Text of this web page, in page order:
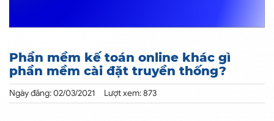
Phần mềm kế toán online khác gì
phần mềm cài đặt truyền thống?
Ngày đăng: 02/03/2021 Lượt xem: 873